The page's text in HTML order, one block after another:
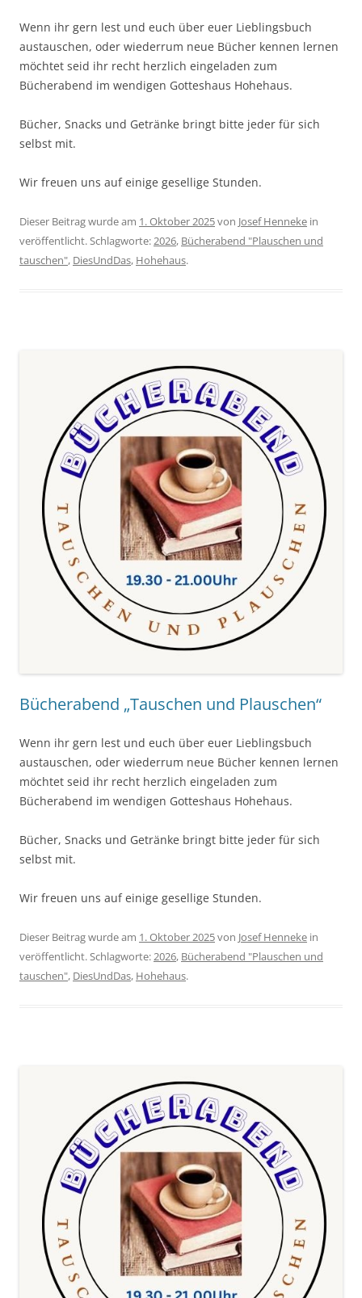
Wenn ihr gern lest und euch über euer Lieblingsbuch
austauschen, oder wiederrum neue Bücher kennen lernen
möchtet seid ihr recht herzlich eingeladen zum
Bücherabend im wendigen Gotteshaus Hohehaus.
Bücher, Snacks und Getränke bringt bitte jeder für sich
selbst mit.
Wir freuen uns auf einige gesellige Stunden.
Dieser Beitrag wurde am 1. Oktober 2025von Josef Henneke in
veröffentlicht. Schlagworte:2026, Bücherabend "Plauschen und
tauschen", DiesUndDas, Hohehaus.
Bücherabend „Tauschen und Plauschen“
Wenn ihr gern lest und euch über euer Lieblingsbuch
austauschen, oder wiederrum neue Bücher kennen lernen
möchtet seid ihr recht herzlich eingeladen zum
Bücherabend im wendigen Gotteshaus Hohehaus.
Bücher, Snacks und Getränke bringt bitte jeder für sich
selbst mit.
Wir freuen uns auf einige gesellige Stunden.
Dieser Beitrag wurde am 1. Oktober 2025von Josef Henneke in
veröffentlicht. Schlagworte:2026, Bücherabend "Plauschen und
tauschen", DiesUndDas, Hohehaus.